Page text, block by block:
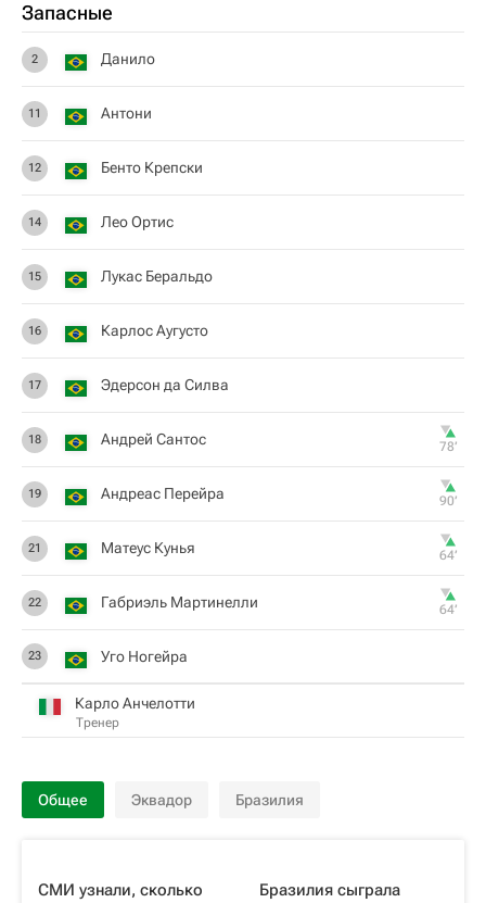
Запасные
2 Данило
11 Антони
12 Бенто Крепски
14 Лео Ортис
15 Лукас Беральдо
16 Карлос Аугусто
17 Эдерсон да Силва
18 Андрей Сантос 78‎’‎
19 Андреас Перейра 90‎’‎
21 Матеус Кунья 64‎’‎
22 Габриэль Мартинелли 64‎’‎
23 Уго Ногейра
Карло Анчелотти
Тренер
Общее Эквадор Бразилия
СМИ узнали, сколько
Бразилия сыграла